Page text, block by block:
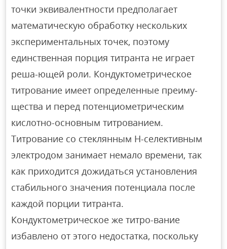
точки эквивалентности предполагает
математическую обработку нескольких
экспериментальных точек, поэтому
единственная порция титранта не играет
реша-ющей роли. Кондуктометрическое
титрование имеет определенные преиму-
щества и перед потенциометрическим
кислотно-основным титрованием.
Титрование со стеклянным Н-селективным
электродом занимает немало времени, так
как приходится дожидаться установления
стабильного значения потенциала после
каждой порции титранта.
Кондуктометрическое же титро-вание
избавлено от этого недостатка, поскольку